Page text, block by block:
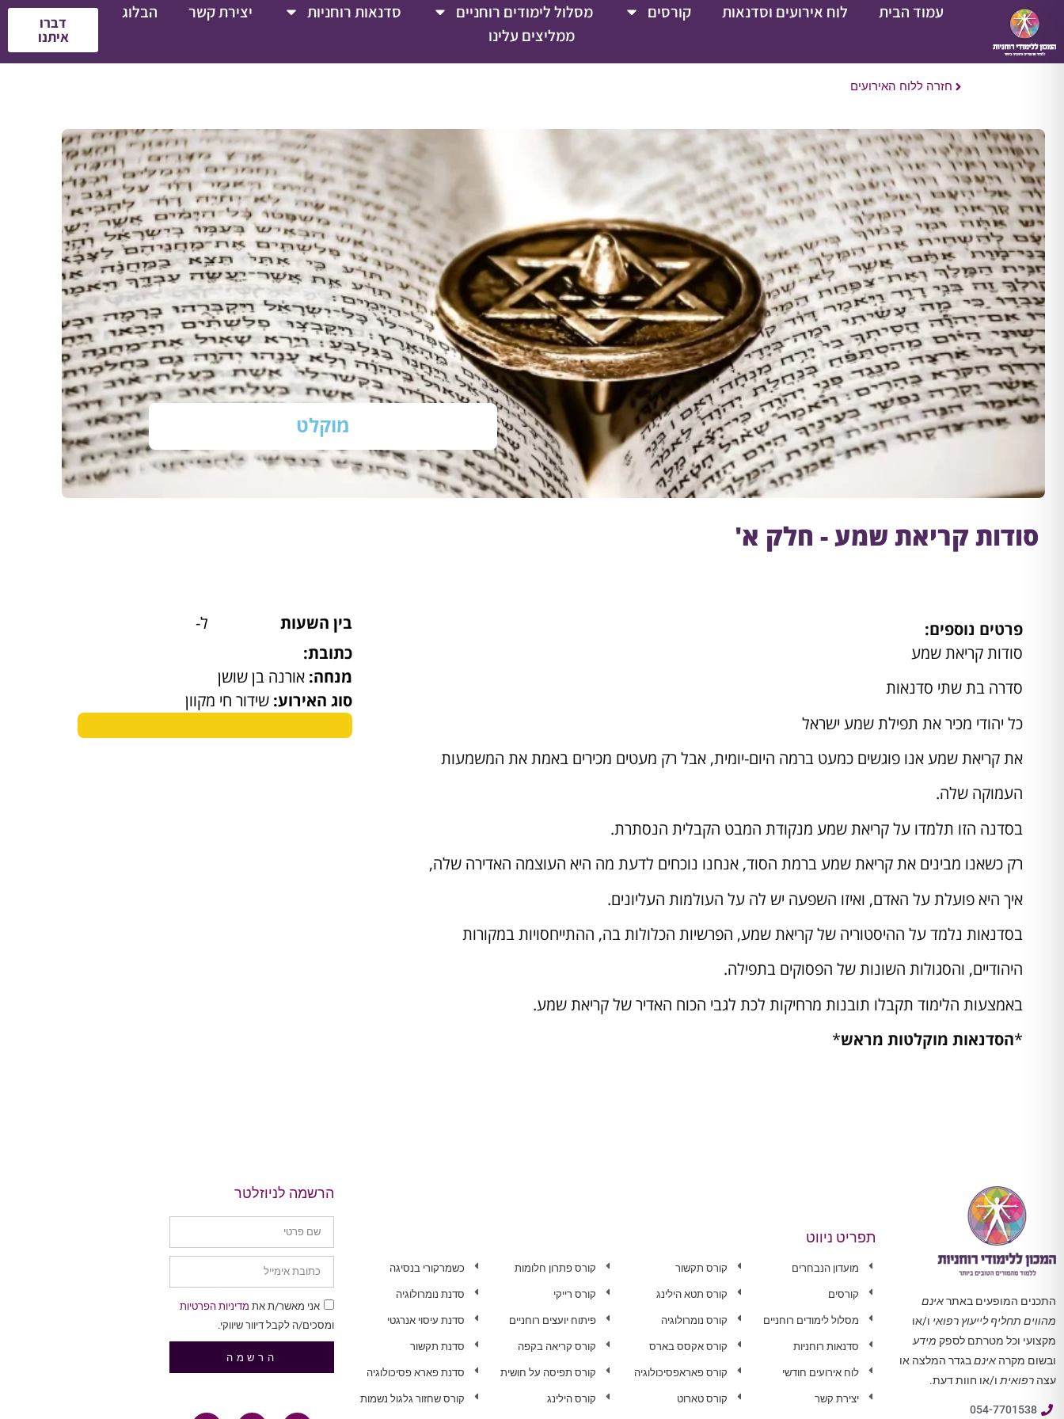
עמוד הבית לוח אירועים וסדנאות קורסים מסלול לימודים רוחניים סדנאות רוחניות יצירת קשר
הבלוג
ממליצים עלינו
דברו
איתנו
חזרה ללוח האירועים
מוקלט
סודות קריאת שמע - חלק א'
פרטים נוספים:
סודות קריאת שמע
סדרה בת שתי סדנאות
כל יהודי מכיר את תפילת שמע ישראל
את קריאת שמע אנו פוגשים כמעט ברמה היום-יומית, אבל רק מעטים מכירים באמת את המשמעות
העמוקה שלה.
בסדנה הזו תלמדו על קריאת שמע מנקודת המבט הקבלית הנסתרת.
רק כשאנו מבינים את קריאת שמע ברמת הסוד, אנחנו נוכחים לדעת מה היא העוצמה האדירה שלה,
איך היא פועלת על האדם, ואיזו השפעה יש לה על העולמות העליונים.
בסדנאות נלמד על ההיסטוריה של קריאת שמע, הפרשיות הכלולות בה, ההתייחסויות במקורות
היהודיים, והסגולות השונות של הפסוקים בתפילה.
באמצעות הלימוד תקבלו תובנות מרחיקות לכת לגבי הכוח האדיר של קריאת שמע.
*הסדנאות מוקלטות מראש*
בין השעות
ל-
כתובת:
מנחה:אורנה בן שושן
סוג האירוע:שידור חי מקוון
התכנים המופעים באתראינם
מהווים תחליף לייעוץ רפואי ו/או
מקצועי וכל מטרתם לספק מידע
ובשום מקרה אינםבגדר המלצה או
עצה רפואית ו/או חוות דעת.
054-7701538
תפריט ניווט
מועדון הנבחרים
קורסים
מסלול לימודים רוחניים
סדנאות רוחניות
לוח אירועים חודשי
יצירת קשר
קורס תקשור
קורס תטא הילינג
קורס נומרולוגיה
קורס אקסס בארס
קורס פאראפסיכולוגיה
קורס טארוט
קורס פתרון חלומות
קורס רייקי
פיתוח יועצים רוחניים
קורס קריאה בקפה
קורס תפיסה על חושית
קורס הילינג
כשמרקורי בנסיגה
סדנת נומרולוגיה
סדנת עיסוי אנרגטי
סדנת תקשור
סדנת פארא פסיכולוגיה
קורס שחזור גלגול נשמות
הרשמה לניוזלטר
אני מאשר/ת את מדיניות הפרטיות
ומסכים/ה לקבל דיוור שיווקי.
הרשמה